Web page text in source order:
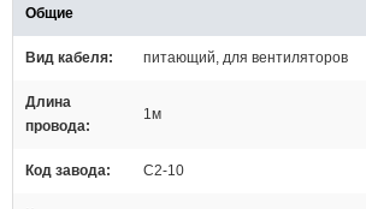
Общие
Вид кабеля питающий, для вентиляторов
Длина
провода
1м
Код завода C2-10